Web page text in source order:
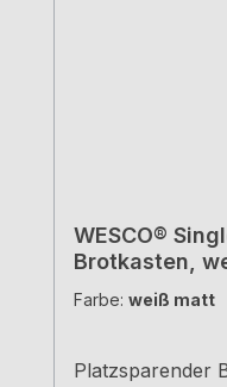
WESCO®
Brotkasten,
Farbe: weiß matt
Platzsparender